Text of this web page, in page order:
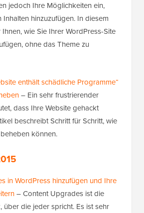
jedoch Ihre Möglichkeiten ein,
hinzuzufügen. In diesem
wie Sie Ihrer WordPress-Site
ohne das Theme zu
enthält schädliche Programme“
– Ein sehr frustrierender
dass Ihre Website gehackt
beschreibt Schritt für Schritt, wie
können.
in WordPress hinzufügen und Ihre
– Content Upgrades ist die
über die jeder spricht. Es ist sehr